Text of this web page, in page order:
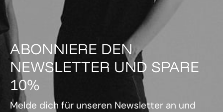
ABONNIERE DEN
NEWSLETTER UND SPARE
10%
Melde dich für unseren Newsletter an und